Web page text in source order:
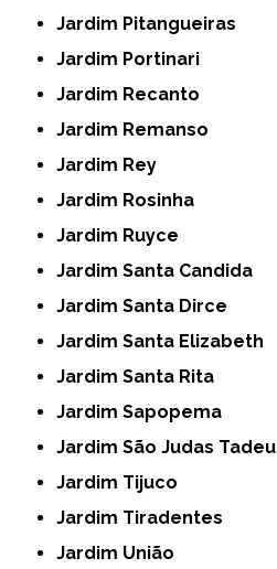
Jardim Pitangueiras
Jardim Portinari
Jardim Recanto
Jardim Remanso
Jardim Rey
Jardim Rosinha
Jardim Ruyce
Jardim Santa Candida
Jardim Santa Dirce
Jardim Santa Elizabeth
Jardim Santa Rita
Jardim Sapopema
Jardim São Judas Tadeu
Jardim Tijuco
Jardim Tiradentes
Jardim União